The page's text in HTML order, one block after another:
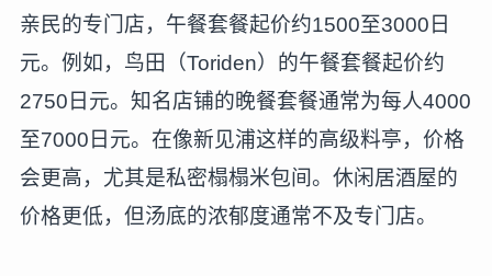
亲民的专门店，午餐套餐起价约1500至3000日
元。例如，鸟田（Toriden）的午餐套餐起价约
2750日元。知名店铺的晚餐套餐通常为每人4000
至7000日元。在像新见浦这样的高级料亭，价格
会更高，尤其是私密榻榻米包间。休闲居酒屋的
价格更低，但汤底的浓郁度通常不及专门店。